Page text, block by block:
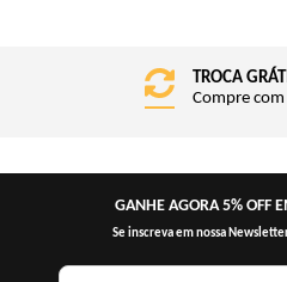
FRETE
Consulte o
GANHE AGORA 5% OFF
Se inscreva em nossa